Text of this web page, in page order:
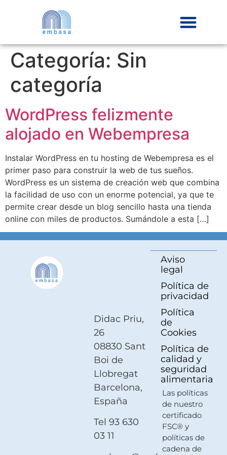
Categoría: Sin
categoría
WordPress felizmente
alojado en Webempresa
Instalar WordPress en tu hosting de Webempresa es el
primer paso para construir la web de tus sueños.
WordPress es un sistema de creación web que combina
la facilidad de uso con un enorme potencial, ya que te
permite crear desde un blog sencillo hasta una tienda
online con miles de productos. Sumándole a esta […]
Didac Priu,
26
08830 Sant
Boi de
Llobregat
Barcelona,
España
Tel93 630
03 11
Aviso
legal
Política de
privacidad
Política
de
Cookies
Política de
calidad y
seguridad
alimentaria
Las políticas
de nuestro
certificado
FSC® y
políticas de
cadena de